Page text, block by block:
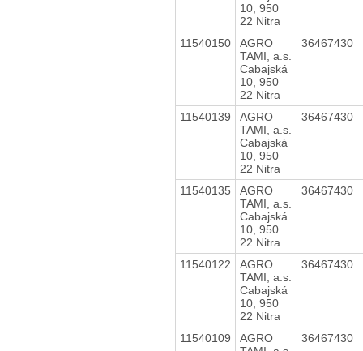
10, 950
22 Nitra
11540150
AGRO
TAMI, a.s.
Cabajská
10, 950
22 Nitra
36467430
11540139
AGRO
TAMI, a.s.
Cabajská
10, 950
22 Nitra
36467430
11540135
AGRO
TAMI, a.s.
Cabajská
10, 950
22 Nitra
36467430
11540122
AGRO
TAMI, a.s.
Cabajská
10, 950
22 Nitra
36467430
11540109
AGRO
36467430